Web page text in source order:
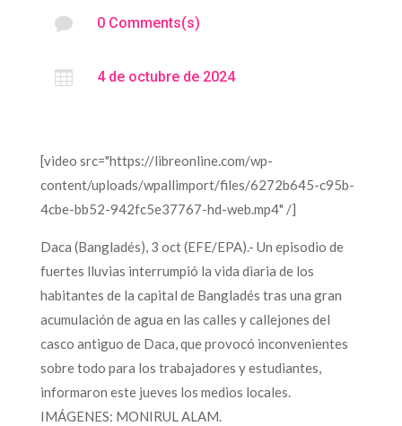
 0 Comments(s)
 4 de octubre de 2024
[video src="https://libreonline.com/wp-
content/uploads/wpallimport/files/6272b645-c95b-
4cbe-bb52-942fc5e37767-hd-web.mp4" /]
Daca (Bangladés), 3 oct (EFE/EPA).- Un episodio de
fuertes lluvias interrumpió la vida diaria de los
habitantes de la capital de Bangladés tras una gran
acumulación de agua en las calles y callejones del
casco antiguo de Daca, que provocó inconvenientes
sobre todo para los trabajadores y estudiantes,
informaron este jueves los medios locales.
IMÁGENES: MONIRUL ALAM.